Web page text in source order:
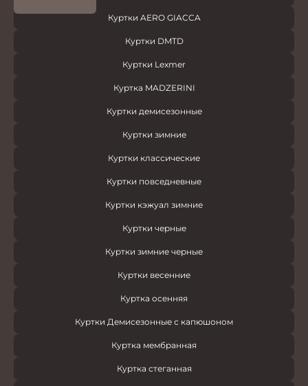
Куртки AERO GIACCA
Куртки DMTD
Куртки Lexmer
Куртка MADZERINI
Куртки демисезонные
Куртки зимние
Куртки классические
Куртки повседневные
Куртки кэжуал зимние
Куртки черные
Куртки зимние черные
Куртки весенние
Куртка осенняя
Куртки Демисезонные с капюшоном
Куртка мембранная
Куртка стеганная